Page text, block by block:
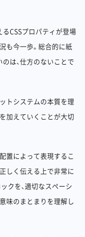
CSSプロパティが登場
も今一歩。総合的に紙
は、仕方のないことで
トシステムの本質を理
加えていくことが大切
置によって表現するこ
しく伝える上で非常に
クを、適切なスペーシ
味のまとまりを理解し